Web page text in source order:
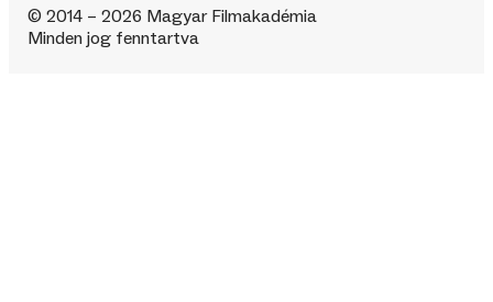
© 2014 – 2026 Magyar Filmakadémia
Minden jog fenntartva